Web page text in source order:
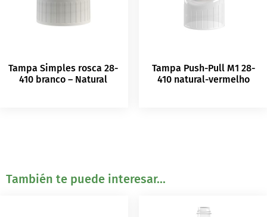
Tampa Simples rosca 28-
410 branco – Natural
Tampa Push-Pull M1 28-
410 natural-vermelho
También te puede interesar...